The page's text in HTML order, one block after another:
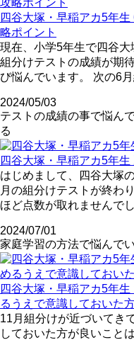
四谷大塚・早稲アカ5年
略ポイント
現在、小学5年生で四谷
組分けテストの成績が期
び悩んでいます。 次の6
2024/05/03
テストの成績の事で悩ん
る
四谷大塚・早稲アカ5年
はじめまして、四谷大塚
月の組分けテストが終わ
ほど点数が取れませんで
2024/07/01
家庭学習の方法で悩んで
四谷大塚・早稲アカ5年
るうえで意識しておいた
11月組分けが近づいてき
しておいた方が良いこと